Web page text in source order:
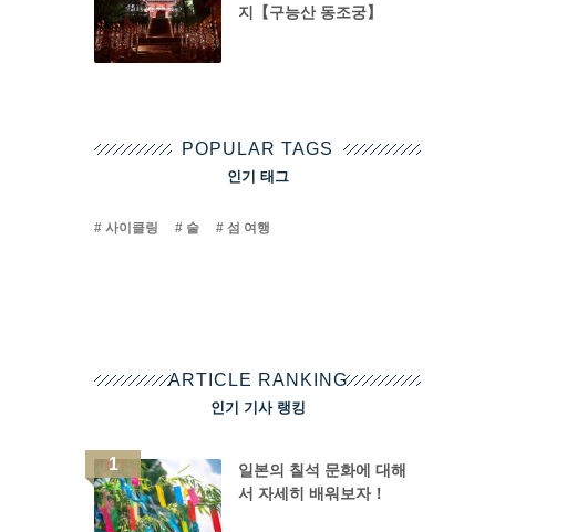
지【구능산 동조궁】
POPULAR TAGS
인기 태그
사이클링 술 섬 여행
ARTICLE RANKING
인기 기사 랭킹
일본의 칠석 문화에 대해
서 자세히 배워보자！